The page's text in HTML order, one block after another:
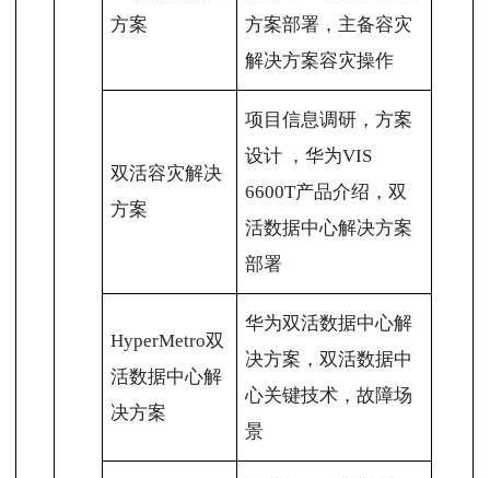
方案
方案部署，主备容灾
解决方案容灾操作
双活容灾解决
方案
项目信息调研，方案
设计 ，华为VIS
6600T产品介绍，双
活数据中心解决方案
部署
HyperMetro双
活数据中心解
决方案
华为双活数据中心解
决方案，双活数据中
心关键技术，故障场
景